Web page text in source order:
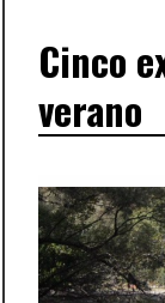
Cinco
verano